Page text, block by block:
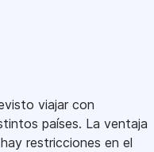
viajar con
países. La ventaja
restricciones en el